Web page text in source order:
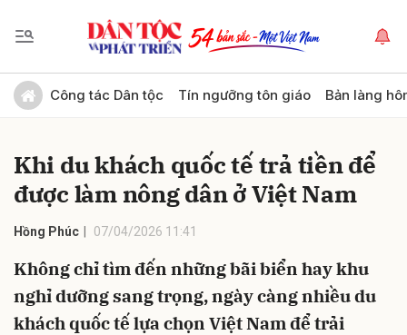
Công tác Dân tộc Tín ngưỡng tôn giáo Bản làng
Khi du khách quốc tế trả tiền để
được làm nông dân ở Việt Nam
Hồng Phúc 07/04/2026 11:41
Không chỉ tìm đến những bãi biển hay khu
nghỉ dưỡng sang trọng, ngày càng nhiều du
khách quốc tế lựa chọn Việt Nam để trải
Gửi bình luận
Hủy Gửi